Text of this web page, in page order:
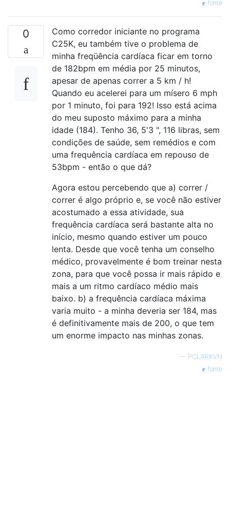
fonte
0
Como corredor iniciante no programa
C25K, eu também tive o problema de
minha freqüência cardíaca ficar em torno
de 182bpm em média por 25 minutos,
apesar de apenas correr a 5 km / h!
Quando eu acelerei para um mísero 6 mph
por 1 minuto, foi para 192! Isso está acima
do meu suposto máximo para a minha
idade (184). Tenho 36, 5'3 ", 116 libras, sem
condições de saúde, sem remédios e com
uma frequência cardíaca em repouso de
53bpm - então o que dá?
Agora estou percebendo que a) correr /
correr é algo próprio e, se você não estiver
acostumado a essa atividade, sua
frequência cardíaca será bastante alta no
início, mesmo quando estiver um pouco
lenta. Desde que você tenha um conselho
médico, provavelmente é bom treinar nesta
zona, para que você possa ir mais rápido e
mais a um ritmo cardíaco médio mais
baixo. b) a frequência cardíaca máxima
varia muito - a minha deveria ser 184, mas
é definitivamente mais de 200, o que tem
um enorme impacto nas minhas zonas.
— PCLARKVN
fonte